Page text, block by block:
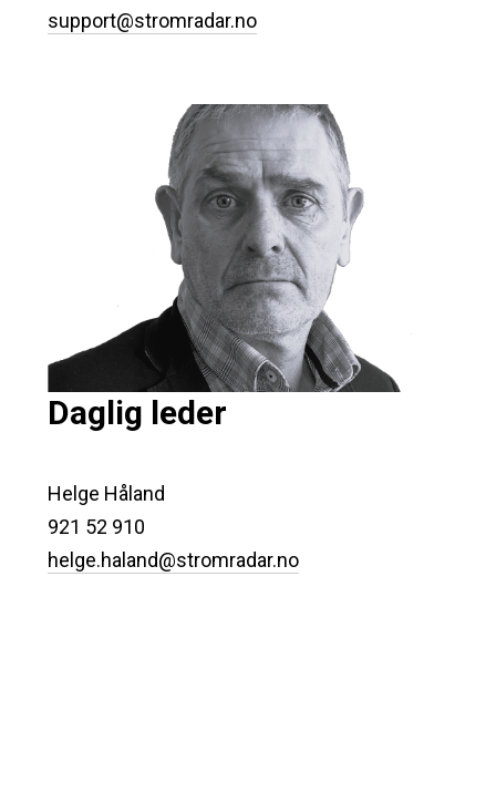
support@stromradar.no
Daglig leder
Helge Håland
921 52 910
helge.haland@stromradar.no